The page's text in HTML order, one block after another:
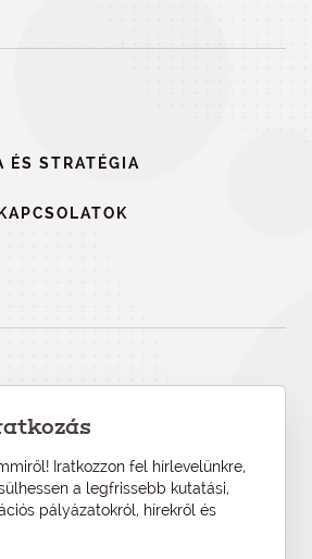
ÉS STRATÉGIA
Iratkozzon fel hírlevelünkre,
a legfrissebb kutatási,
pályázatokról, hírekről és